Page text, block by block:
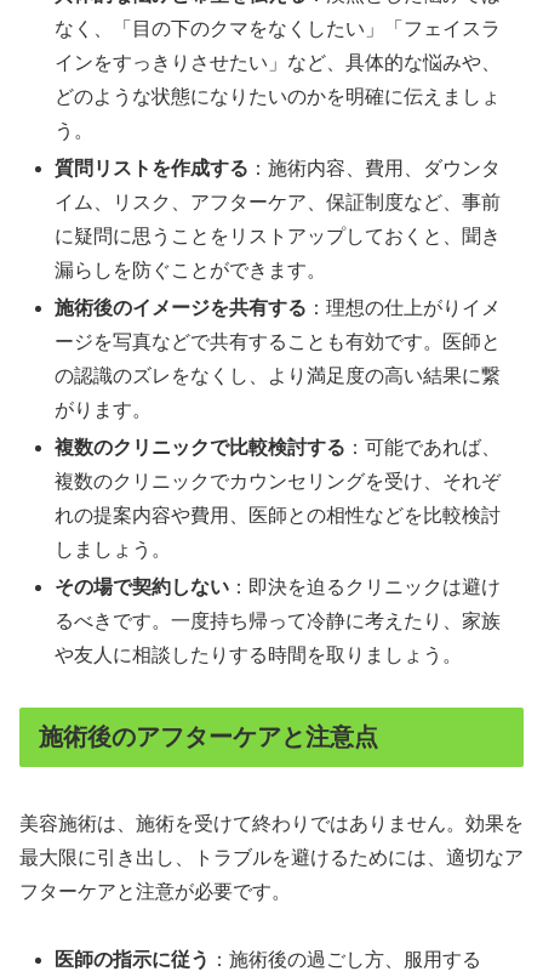
なく、「目の下のクマをなくしたい」「フェイスラ
インをすっきりさせたい」など、具体的な悩みや、
どのような状態になりたいのかを明確に伝えましょ
う。
質問リストを作成する ：施術内容、費用、ダウンタ
イム、リスク、アフターケア、保証制度など、事前
に疑問に思うことをリストアップしておくと、聞き
漏らしを防ぐことができます。
施術後のイメージを共有する ：理想の仕上がりイメ
ージを写真などで共有することも有効です。医師と
の認識のズレをなくし、より満足度の高い結果に繋
がります。
複数のクリニックで比較検討する ：可能であれば、
複数のクリニックでカウンセリングを受け、それぞ
れの提案内容や費用、医師との相性などを比較検討
しましょう。
その場で契約しない ：即決を迫るクリニックは避け
るべきです。一度持ち帰って冷静に考えたり、家族
や友人に相談したりする時間を取りましょう。
施術後のアフターケアと注意点
美容施術は、施術を受けて終わりではありません。効果を
最大限に引き出し、トラブルを避けるためには、適切なア
フターケアと注意が必要です。
医師の指示に従う ：施術後の過ごし方、服用する